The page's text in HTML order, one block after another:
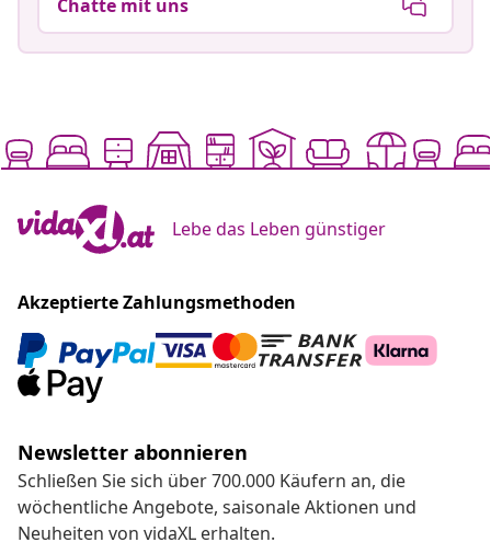
Chatte mit uns
Lebe das Leben günstiger
Akzeptierte Zahlungsmethoden
Newsletter abonnieren
Schließen Sie sich über 700.000 Käufern an, die
wöchentliche Angebote, saisonale Aktionen und
Neuheiten von vidaXL erhalten.